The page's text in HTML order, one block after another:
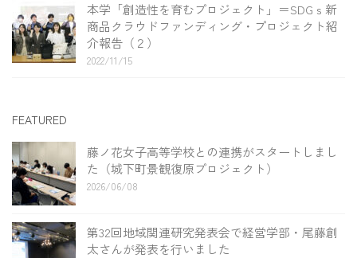
本学「創造性を育むプロジェクト」＝SDGｓ新
商品クラウドファンディング・プロジェクト紹
介報告（２）
2022/11/15
FEATURED
藤ノ花女子高等学校との連携がスタートしまし
た（城下町景観復原プロジェクト）
2026/06/08
第32回地域関連研究発表会で経営学部・尾藤創
太さんが発表を行いました